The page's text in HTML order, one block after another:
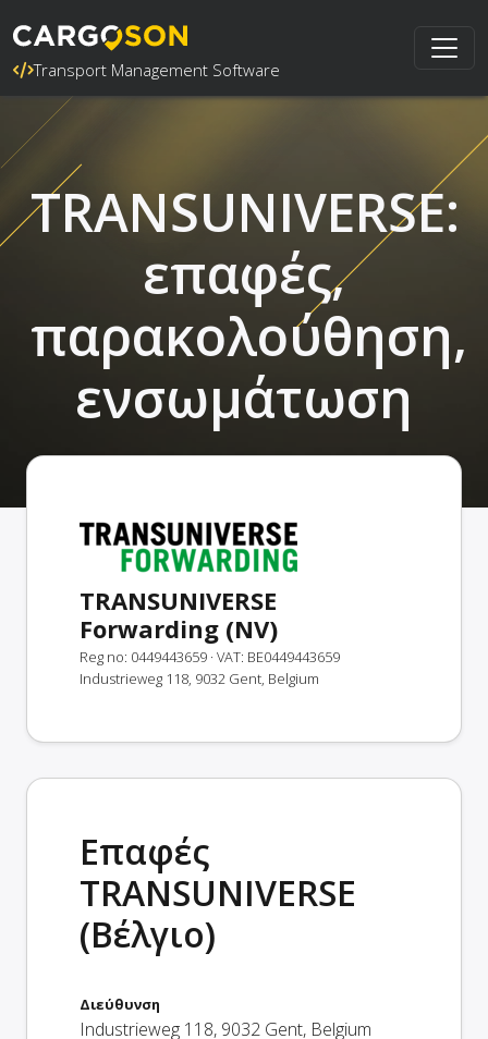
Transport Management Software
TRANSUNIVERSE:
επαφές,
παρακολούθηση,
ενσωμάτωση
TRANSUNIVERSE
Forwarding (NV)
Reg no: 0449443659 · VAT: BE0449443659
Industrieweg 118, 9032 Gent, Belgium
Επαφές
TRANSUNIVERSE
(Βέλγιο)
Διεύθυνση
Industrieweg 118, 9032 Gent, Belgium